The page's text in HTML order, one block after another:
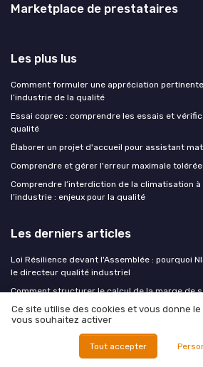
Marketplace de prestataires
Les plus lus
Comment formuler une appréciation
l’industrie de la qualité
Essai coprec : comprendre les essais et
qualité
Élaborer un projet d'accueil pour assistant
Comprendre et gérer l'erreur maximale
Comprendre l’interdiction de la climatisation à
l’industrie : enjeux pour la qualité
Les derniers articles
Loi Résilience devant l'Assemblée : pourquoi
le directeur qualité industriel
Comment structurer le calcul de la marge de
Structurer un V4 pipeline en cours pour
Changement climatique et SMQ : ce qu'ISO
concrètement du directeur qualité
Ce site utilise des cookies et vous donne
vous souhaitez activer
Tout accepter